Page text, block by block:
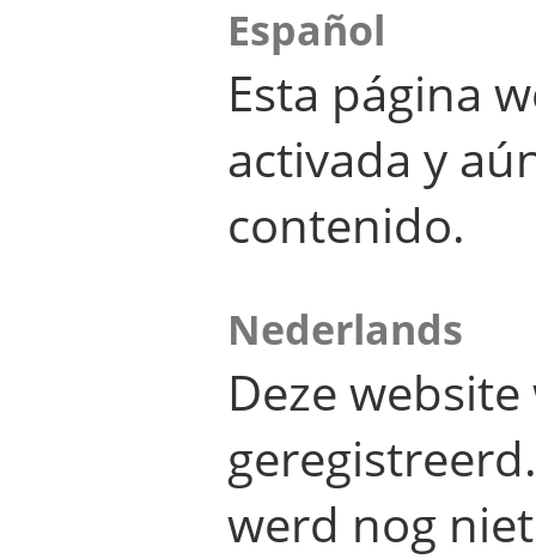
Español
Esta página
activada y
contenido.
Nederlands
Deze
werd nog